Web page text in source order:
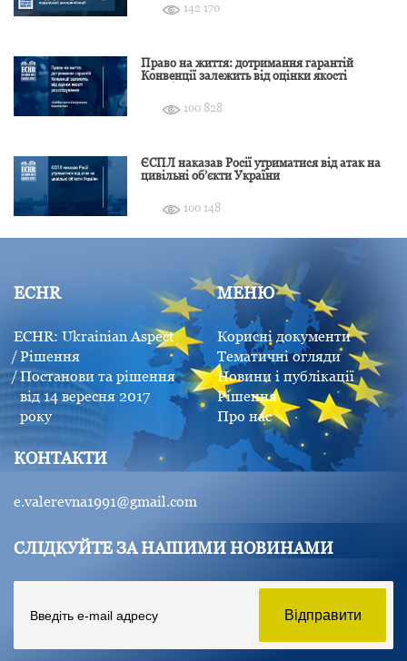
142 170
Право на життя: дотримання гарантій
Конвенції залежить від оцінки якості
100 828
ЄСПЛ наказав Росії утриматися від атак на
цивільні об’єкти України
100 148
ECHR
ECHR: Ukrainian Aspect
Рішення
Постанови та рішення
від 14 вересня 2017
року
МЕНЮ
Корисні документи
Тематичні огляди
Новини і публікації
Рішення
Про нас
КОНТАКТИ
e.valerevna1991@gmail.com
СЛІДКУЙТЕ ЗА НАШИМИ НОВИНАМИ